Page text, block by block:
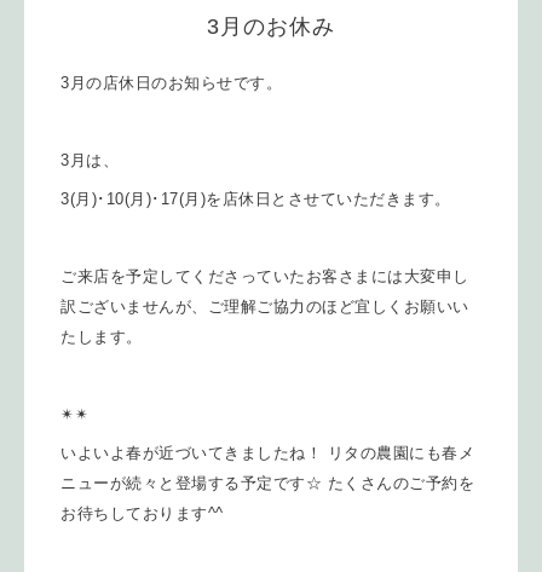
3月のお休み
3月の店休日のお知らせです。
3月は、
3(月)･10(月)･17(月)を店休日とさせていただきます。
ご来店を予定してくださっていたお客さまには大変申し
訳ございませんが、ご理解ご協力のほど宜しくお願いい
たします。
✴︎✴︎
いよいよ春が近づいてきましたね！ リタの農園にも春メ
ニューが続々と登場する予定です☆ たくさんのご予約を
お待ちしております^^